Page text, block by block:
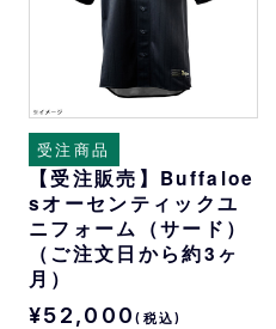
受注商品
【受注販売】Buffaloe
sオーセンティックユ
ニフォーム（サード）
（ご注文日から約3ヶ
月）
¥52,000(税込)